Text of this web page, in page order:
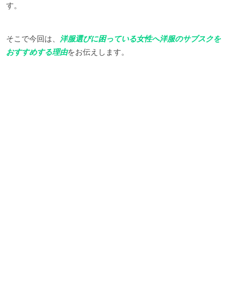
す。
そこで今回は、
洋服選びに困っている女性へ洋服のサブスクを
おすすめする理由をお伝えします。